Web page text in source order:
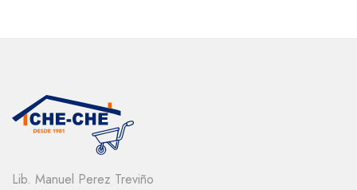
Lib. Manuel Perez Treviño